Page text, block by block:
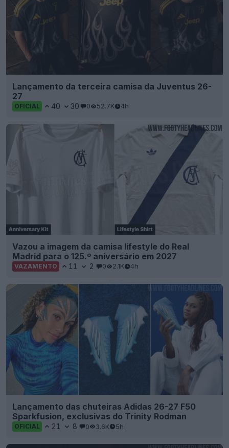
Lançamento da terceira camisa da Juventus 26-
27
OFICIAL 40 30 0 52.7K 4h
Vazou a imagem da camisa lifestyle do Real
Madrid para o 125.º aniversário em 2027
VAZAMENTO 11 2 0 2.1K 4h
Lançamento das chuteiras Adidas 26-27 F50
Sparkfusion, exclusivas do Trinity Rodman
OFICIAL 21 8 0 3.6K 5h